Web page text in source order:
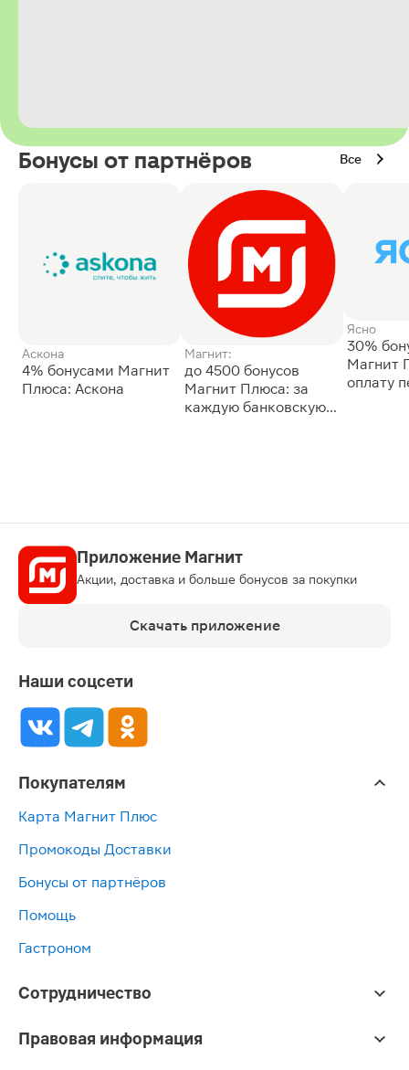
Бонусы от партнёров Все
Аскона
4% бонусами Магнит
Плюса: Аскона
Магнит:
до 4500 бонусов
Магнит Плюса: за
каждую банковскую
Ясно
30%
Магнит
оплату
Приложение Магнит
Акции, доставка и больше бонусов за покупки
Скачать приложение
Наши соцсети
Покупателям
Карта Магнит Плюс
Промокоды Доставки
Бонусы от партнёров
Помощь
Гастроном
Сотрудничество
Правовая информация